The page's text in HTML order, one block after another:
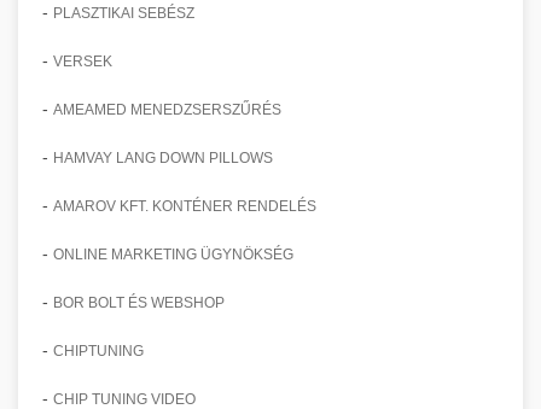
- PLASZTIKAI SEBÉSZ
- VERSEK
- AMEAMED MENEDZSERSZŰRÉS
- HAMVAY LANG DOWN PILLOWS
- AMAROV KFT. KONTÉNER RENDELÉS
- ONLINE MARKETING ÜGYNÖKSÉG
- BOR BOLT ÉS WEBSHOP
- CHIPTUNING
- CHIP TUNING VIDEO